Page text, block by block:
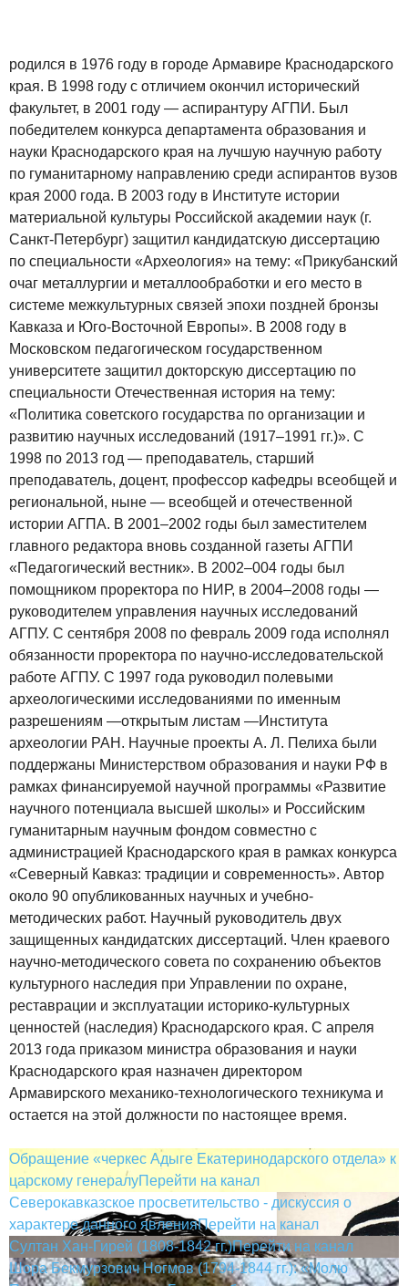
родился в 1976 году в городе Армавире Краснодарского
края. В 1998 году с отличием окончил исторический
факультет, в 2001 году — аспирантуру АГПИ. Был
победителем конкурса департамента образования и
науки Краснодарского края на лучшую научную работу
по гуманитарному направлению среди аспирантов вузов
края 2000 года. В 2003 году в Институте истории
материальной культуры Российской академии наук (г.
Санкт-Петербург) защитил кандидатскую диссертацию
по специальности «Археология» на тему: «Прикубанский
очаг металлургии и металлообработки и его место в
системе межкультурных связей эпохи поздней бронзы
Кавказа и Юго-Восточной Европы». В 2008 году в
Московском педагогическом государственном
университете защитил докторскую диссертацию по
специальности Отечественная история на тему:
«Политика советского государства по организации и
развитию научных исследований (1917–1991 гг.)». С
1998 по 2013 год — преподаватель, старший
преподаватель, доцент, профессор кафедры всеобщей и
региональной, ныне — всеобщей и отечественной
истории АГПА. В 2001–2002 годы был заместителем
главного редактора вновь созданной газеты АГПИ
«Педагогический вестник». В 2002–004 годы был
помощником проректора по НИР, в 2004–2008 годы —
руководителем управления научных исследований
АГПУ. С сентября 2008 по февраль 2009 года исполнял
обязанности проректора по научно-исследовательской
работе АГПУ. С 1997 года руководил полевыми
археологическими исследованиями по именным
разрешениям —открытым листам —Института
археологии РАН. Научные проекты А. Л. Пелиха были
поддержаны Министерством образования и науки РФ в
рамках финансируемой научной программы «Развитие
научного потенциала высшей школы» и Российским
гуманитарным научным фондом совместно с
администрацией Краснодарского края в рамках конкурса
«Северный Кавказ: традиции и современность». Автор
около 90 опубликованных научных и учебно-
методических работ. Научный руководитель двух
защищенных кандидатских диссертаций. Член краевого
научно-методического совета по сохранению объектов
культурного наследия при Управлении по охране,
реставрации и эксплуатации историко-культурных
ценностей (наследия) Краснодарского края. С апреля
2013 года приказом министра образования и науки
Краснодарского края назначен директором
Армавирского механико-технологического техникума и
остается на этой должности по настоящее время.
Обращение «черкес Адыге Екатеринодарского отдела» к
царскому генералуПерейти на канал
Северокавказское просветительство - дискуссия о
характере данного явленияПерейти на канал
Султан Хан-Гирей (1808-1842 гг.)Перейти на канал
Шора Бекмурзович Ногмов (1794-1844 гг.): «Молю